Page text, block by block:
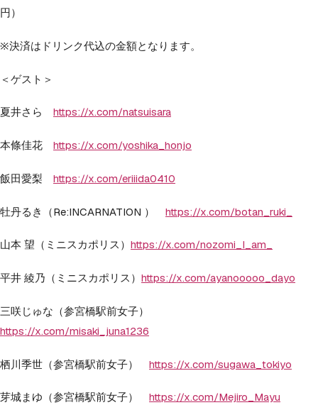
円）
※決済はドリンク代込の金額となります。
＜ゲスト＞
夏井さら https://x.com/natsuisara
本條佳花 https://x.com/yoshika_honjo
飯田愛梨 https://x.com/eriiida0410
牡丹るき（Re:INCARNATION ） https://x.com/botan_ruki_
山本 望（ミニスカポリス） https://x.com/nozomi_I_am_
平井 綾乃（ミニスカポリス） https://x.com/ayanooooo_dayo
三咲じゅな（参宮橋駅前女子）
https://x.com/misaki_juna1236
栖川季世（参宮橋駅前女子） https://x.com/sugawa_tokiyo
芽城まゆ（参宮橋駅前女子） https://x.com/Mejiro_Mayu